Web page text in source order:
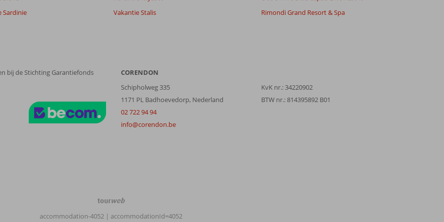
Sardinie
Vakantie Stalis
Rimondi Grand Resort & Spa
bij de Stichting Garantiefonds
CORENDON
Schipholweg 335
1171 PL Badhoevedorp, Nederland
02 722 94 94
info@corendon.be
KvK nr.: 34220902
BTW nr.: 814395892 B01
TourWeb
accommodation-4052 | accommodationId=4052